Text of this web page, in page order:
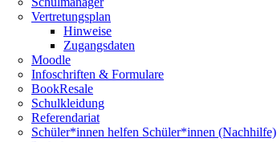
Vertretungsplan
Hinweise
Zugangsdaten
Moodle
Infoschriften & Formulare
BookResale
Schulkleidung
Referendariat
Schüler*innen helfen Schüler*innen (Nachhilfe)